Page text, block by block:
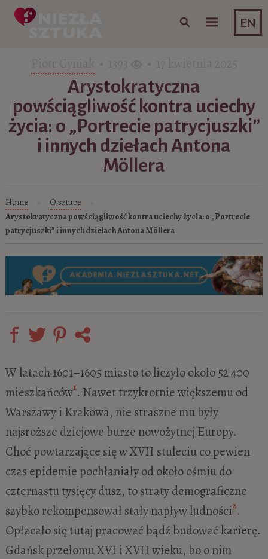
EN
Skip to content
Arystokratyczna
powściągliwość kontra uciechy
życia: o „Portrecie patrycjuszki”
i innych dziełach Antona
Möllera
Home O sztuce
Arystokratyczna powściągliwość kontra uciechy życia: o „Portrecie
patrycjuszki” i innych dziełach Antona Möllera
W latach 1601–1605 miasto to liczyło około 52 400
mieszkańców1. Nawet trzykrotnie większemu od
Warszawy i Krakowa, nie straszne mu były
najsroższe dziejowe burze nowożytnej Europy.
Choć powtarzające się w XVII stuleciu co pewien
czas epidemie pochłaniały od około ośmiu do
czternastu tysięcy dusz, to straty demograficzne
szybko rekompensował stały napływ ludności2.
Opłacało się tutaj pracować bądź budować karierę.
Gdańsk przełomu XVI i XVII wieku, bo o nim